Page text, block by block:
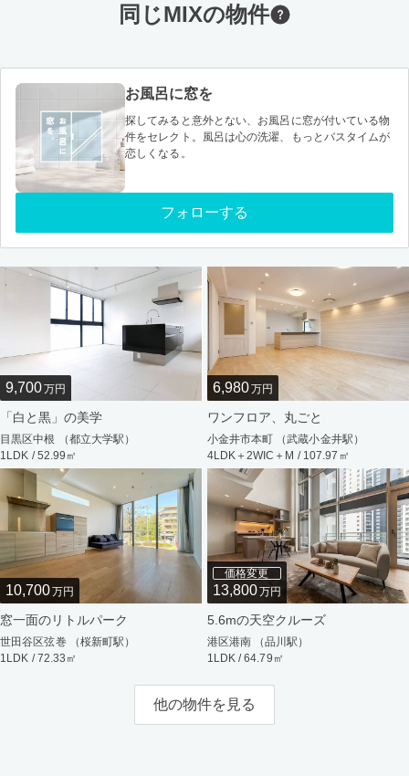
同じMIXの物件
お風呂に窓を
探してみると意外とない、お風呂に窓が付いている物
件をセレクト。風呂は心の洗濯、もっとバスタイムが
恋しくなる。
フォローする
9,700万円
「白と黒」の美学
目黒区中根 （都立大学駅）
1LDK / 52.99㎡
6,980万円
ワンフロア、丸ごと
小金井市本町 （武蔵小金井駅）
4LDK＋2WIC＋M / 107.97㎡
10,700万円
窓一面のリトルパーク
世田谷区弦巻 （桜新町駅）
1LDK / 72.33㎡
価格変更
13,800万円
5.6mの天空クルーズ
港区港南 （品川駅）
1LDK / 64.79㎡
他の物件を見る